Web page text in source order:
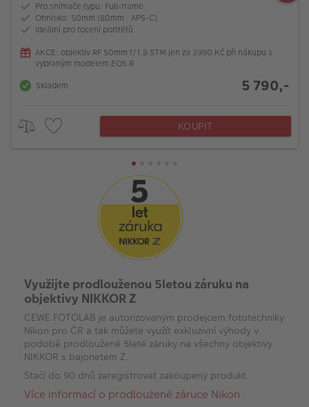
Pro snímače typu: Full-frame
Ohnisko: 50mm (80mm : APS-C)
Ideální pro focení portrétů
AKCE: objektiv RF 50mm f/1.8 STM jen za 3990 Kč při nákupu s
vybraným modelem EOS R
Skladem
5 790,-
KOUPIT
Využijte prodlouženou 5letou záruku na
objektivy NIKKOR Z
CEWE FOTOLAB je autorizovaným prodejcem fototechniky
Nikon pro ČR a tak můžete využít exkluzivní výhody v
podobě prodloužené 5leté záruky na všechny objektivy
NIKKOR s bajonetem Z.
Stačí do 90 dnů zaregistrovat zakoupený produkt.
Více informací o prodloužené záruce Nikon